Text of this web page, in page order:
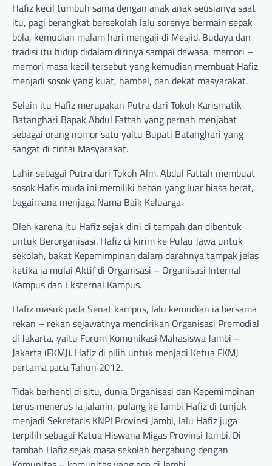
Hafiz kecil tumbuh sama dengan anak anak seusianya saat
itu, pagi berangkat bersekolah lalu sorenya bermain sepak
bola, kemudian malam hari mengaji di Mesjid. Budaya dan
tradisi itu hidup didalam dirinya sampai dewasa, memori –
memori masa kecil tersebut yang kemudian membuat Hafiz
menjadi sosok yang kuat, hambel, dan dekat masyarakat.
Selain itu Hafiz merupakan Putra dari Tokoh Karismatik
Batanghari Bapak Abdul Fattah yang pernah menjabat
sebagai orang nomor satu yaitu Bupati Batanghari yang
sangat di cintai Masyarakat.
Lahir sebagai Putra dari Tokoh Alm. Abdul Fattah membuat
sosok Hafis muda ini memiliki beban yang luar biasa berat,
bagaimana menjaga Nama Baik Keluarga.
Oleh karena itu Hafiz sejak dini di tempah dan dibentuk
untuk Berorganisasi. Hafiz di kirim ke Pulau Jawa untuk
sekolah, bakat Kepemimpinan dalam darahnya tampak jelas
ketika ia mulai Aktif di Organisasi – Organisasi Internal
Kampus dan Eksternal Kampus.
Hafiz masuk pada Senat kampus, lalu kemudian ia bersama
rekan – rekan sejawatnya mendirikan Organisasi Premodial
di Jakarta, yaitu Forum Komunikasi Mahasiswa Jambi –
Jakarta (FKMJ). Hafiz di pilih untuk menjadi Ketua FKMJ
pertama pada Tahun 2012.
Tidak berhenti di situ, dunia Organisasi dan Kepemimpinan
terus menerus ia jalanin, pulang ke Jambi Hafiz di tunjuk
menjadi Sekretaris KNPI Provinsi Jambi, lalu Hafiz juga
terpilih sebagai Ketua Hiswana Migas Provinsi Jambi. Di
tambah Hafiz sejak masa sekolah bergabung dengan